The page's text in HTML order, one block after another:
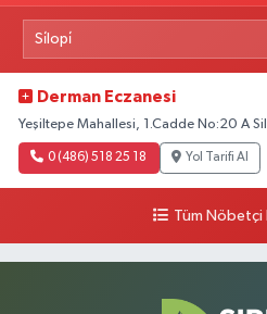
Derman Eczanesi
Yeşiltepe Mahallesi, 1.Cadde No:20 A
0 (486) 518 25 18 Yol Tarifi Al
Tüm Nöbetçi